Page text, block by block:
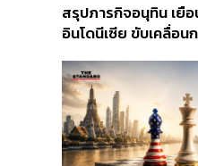
สรุปภารกิจอนุทิน เยื
อินโดนีเซีย ขับเคลื่อน
ส่วนยุทธศาสตร์ไทย –
อินโดนีเซีย